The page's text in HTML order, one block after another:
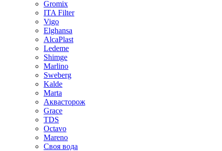
Gromix
ITA Filter
Vigo
Elghansa
AlcaPlast
Ledeme
Shimge
Marlino
Sweberg
Kalde
Marta
Аквасторож
Grace
TDS
Octavo
Mareno
Своя вода